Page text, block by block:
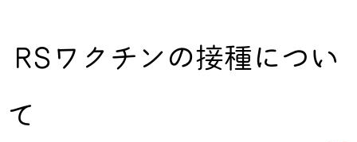
RSワクチンの接種につい
て